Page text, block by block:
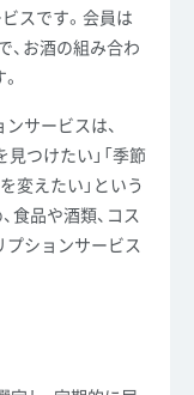
スです。会員は
、お酒の組み合わ
サービスは、
つけたい」「季節
変えたい」という
食品や酒類、コス
ションサービス